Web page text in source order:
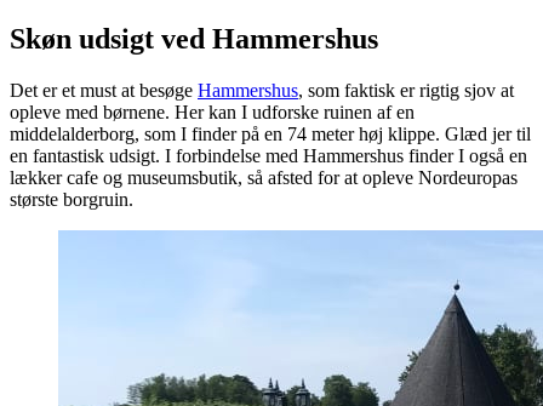
Skøn udsigt ved Hammershus
Det er et must at besøge Hammershus, som faktisk er rigtig sjov at
opleve med børnene. Her kan I udforske ruinen af en
middelalderborg, som I finder på en 74 meter høj klippe. Glæd jer til
en fantastisk udsigt. I forbindelse med Hammershus finder I også en
lækker cafe og museumsbutik, så afsted for at opleve Nordeuropas
største borgruin.